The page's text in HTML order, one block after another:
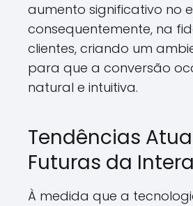
aumento significativo no
consequentemente, na
clientes, criando um
para que a conversão
natural e intuitiva.
Tendências
Futuras da
À medida que a